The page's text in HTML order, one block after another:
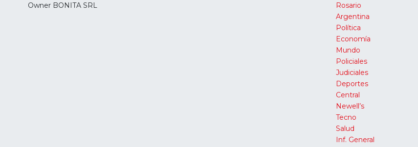
Owner BONITA SRL
Rosario
Argentina
Política
Economía
Mundo
Policiales
Judiciales
Deportes
Central
Newell’s
Tecno
Salud
Inf. General